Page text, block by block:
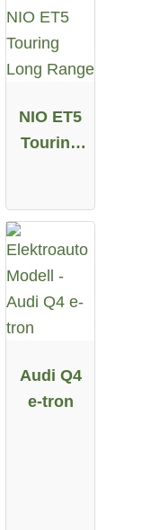
NIO ET5
Touring
Audi Q4
e-tron